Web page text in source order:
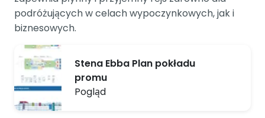
podróżujących w celach wypoczynkowych, jak i
biznesowych.
Stena Ebba Plan pokładu
promu
Pogląd